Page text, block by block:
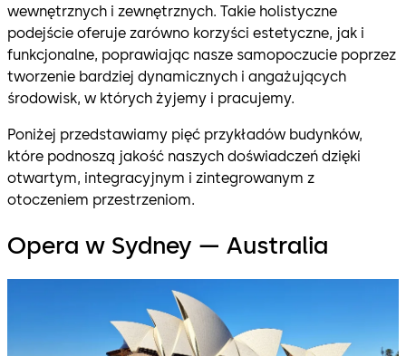
wewnętrznych i zewnętrznych. Takie holistyczne
podejście oferuje zarówno korzyści estetyczne, jak i
funkcjonalne, poprawiając nasze samopoczucie poprzez
tworzenie bardziej dynamicznych i angażujących
środowisk, w których żyjemy i pracujemy.
Poniżej przedstawiamy pięć przykładów budynków,
które podnoszą jakość naszych doświadczeń dzięki
otwartym, integracyjnym i zintegrowanym z
otoczeniem przestrzeniom.
Opera w Sydney — Australia